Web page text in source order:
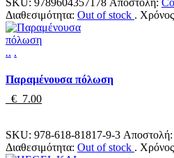
Διαθεσιμότητα: Out of stock .
.. .
Παραμένουσα πόλωση
€ 7.00
SKU: 978-618-81817-9-3 Αποστολή:
Διαθεσιμότητα: Out of stock .